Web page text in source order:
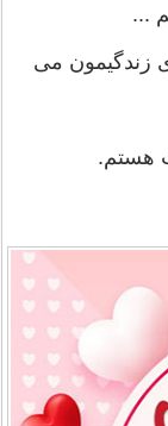
...
زندگیمون می
هستم.